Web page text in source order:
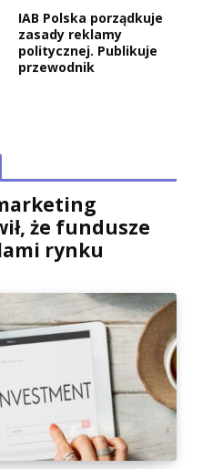
IAB Polska porządkuje
zasady reklamy
politycznej. Publikuje
przewodnik
że fundusze
rynku